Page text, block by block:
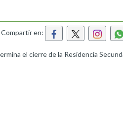
Compartir en:
el cierre de la Residencia